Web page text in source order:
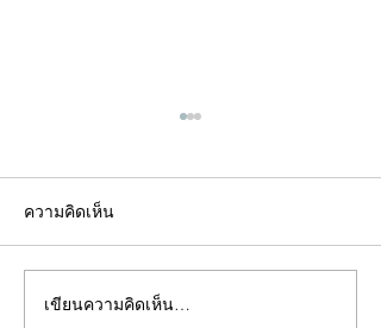
คอลัมน์"จับชีพจรวงการ
ความคิดเห็น
เขียนความคิดเห็น…